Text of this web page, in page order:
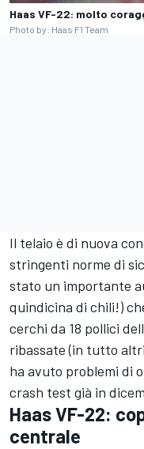
Haas VF-22: molto
Photo by: Haas F1 Team
Il telaio è di nuova
stringenti norme di
stato un importante
quindicina di chili!)
cerchi da 18 pollici
ribassate (in tutto
ha avuto problemi di
crash test già in
Haas VF-22:
centrale